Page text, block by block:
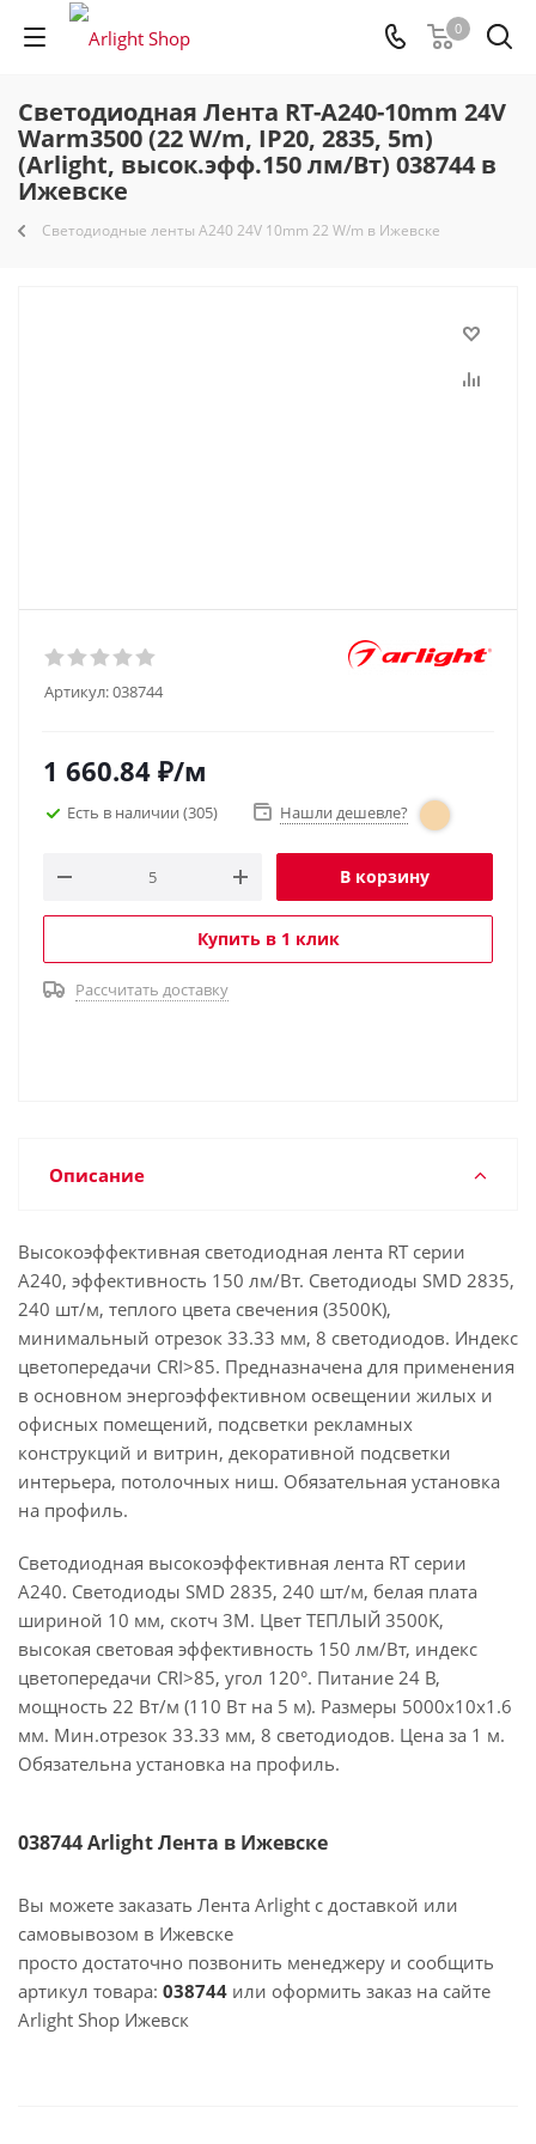
0
Светодиодная Лента RT-A240-10mm 24V
Warm3500 (22 W/m, IP20, 2835, 5m)
(Arlight, высок.эфф.150 лм/Вт) 038744 в
Ижевске
Светодиодные ленты A240 24V 10mm 22 W/m в Ижевске
Артикул:038744
1 660.84 ₽/м
Есть в наличии (305) Нашли дешевле?
В корзину
Купить в 1 клик
Рассчитать доставку
Описание
Высокоэффективная светодиодная лента RT серии
A240, эффективность 150 лм/Вт. Светодиоды SMD 2835,
240 шт/м, теплого цвета свечения (3500K),
минимальный отрезок 33.33 мм, 8 светодиодов. Индекс
цветопередачи CRI>85. Предназначена для применения
в основном энергоэффективном освещении жилых и
офисных помещений, подсветки рекламных
конструкций и витрин, декоративной подсветки
интерьера, потолочных ниш. Обязательная установка
на профиль.
Светодиодная высокоэффективная лента RT серии
A240. Светодиоды SMD 2835, 240 шт/м, белая плата
шириной 10 мм, скотч 3M. Цвет ТЕПЛЫЙ 3500K,
высокая световая эффективность 150 лм/Вт, индекс
цветопередачи CRI>85, угол 120°. Питание 24 В,
мощность 22 Вт/м (110 Вт на 5 м). Размеры 5000x10x1.6
мм. Мин.отрезок 33.33 мм, 8 светодиодов. Цена за 1 м.
Обязательна установка на профиль.
038744 Arlight Лента в Ижевске
Вы можете заказать Лента Arlight с доставкой или
самовывозом в Ижевске
просто достаточно позвонить менеджеру и сообщить
артикул товара: 038744 или оформить заказ на сайте
Arlight Shop Ижевск